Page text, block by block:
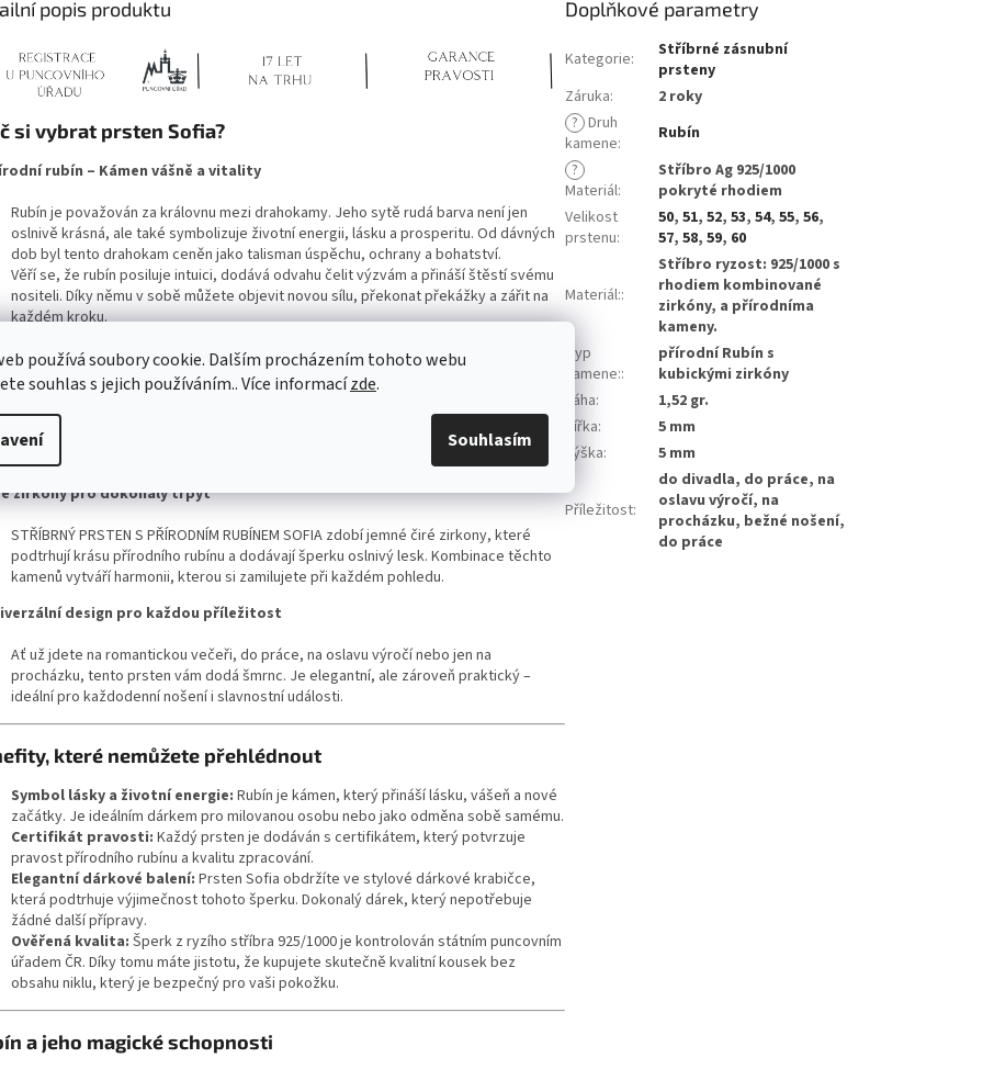
používá soubory cookie. Dalším procházením tohoto webu
souhlas s jejich používáním.. Více informacízde.
Souhlasím
popis produktu
si vybrat prsten Sofia?
rubín – Kámen vášně a vitality
Rubín je považován za královnu mezi drahokamy. Jeho sytě rudá barva není jen
oslnivě krásná, ale také symbolizuje životní energii, lásku a prosperitu. Od dávných
dob byl tento drahokam ceněn jako talisman úspěchu, ochrany a bohatství.
Věří se, že rubín posiluje intuici, dodává odvahu čelit výzvám a přináší štěstí svému
nositeli. Díky němu v sobě můžete objevit novou sílu, překonat překážky a zářit na
každém kroku.
povrchová úprava rhodiem
Stříbro Ag 925/1000 pokryté rhodiem nejen chrání šperk před ztrátou lesku a
opotřebením, ale také mu dodává vzhled bílého zlata. Díky tomu je prsten odolný,
luxusní a především hypoalergenní – vhodný i pro ty nejcitlivější pokožky.
Zapomeňte na obavy z podráždění nebo alergických reakcí.
zirkony pro dokonalý třpyt
STŘÍBRNÝ PRSTEN S PŘÍRODNÍM RUBÍNEM SOFIA zdobí jemné čiré zirkony, které
podtrhují krásu přírodního rubínu a dodávají šperku oslnivý lesk. Kombinace těchto
kamenů vytváří harmonii, kterou si zamilujete při každém pohledu.
design pro každou příležitost
Ať už jdete na romantickou večeři, do práce, na oslavu výročí nebo jen na
procházku, tento prsten vám dodá šmrnc. Je elegantní, ale zároveň praktický –
ideální pro každodenní nošení i slavnostní události.
které nemůžete přehlédnout
Symbol lásky a životní energie: Rubín je kámen, který přináší lásku, vášeň a nové
začátky. Je ideálním dárkem pro milovanou osobu nebo jako odměna sobě samému.
Certifikát pravosti: Každý prsten je dodáván s certifikátem, který potvrzuje
pravost přírodního rubínu a kvalitu zpracování.
Elegantní dárkové balení: Prsten Sofia obdržíte ve stylové dárkové krabičce,
která podtrhuje výjimečnost tohoto šperku. Dokonalý dárek, který nepotřebuje
žádné další přípravy.
Ověřená kvalita: Šperk z ryzího stříbra 925/1000 je kontrolován státním puncovním
úřadem ČR. Díky tomu máte jistotu, že kupujete skutečně kvalitní kousek bez
obsahu niklu, který je bezpečný pro vaši pokožku.
a jeho magické schopnosti
Doplňkové parametry
Kategorie:
Stříbrné zásnubní
prsteny
Záruka:
2 roky
? Druh
kamene:
Rubín
?
Materiál:
Stříbro Ag 925/1000
pokryté rhodiem
Velikost
prstenu:
50,51,52,53,54,55,56,
57,58,59, 60
Materiál::
Stříbro ryzost: 925/1000 s
rhodiem kombinované
zirkóny, a přírodníma
kameny.
Typ
kamene::
přírodní Rubín s
kubickými zirkóny
Váha:
1,52 gr.
Šířka:
5 mm
Výška: 5 mm
Příležitost:
do divadla, do práce, na
oslavu výročí, na
procházku, bežné nošení,
do práce